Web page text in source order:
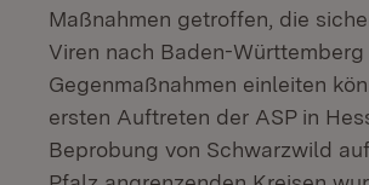
Maßnahmen getroffen, die
Viren nach Baden-
Gegenmaßnahmen einleiten
ersten Auftreten der ASP in
Beprobung von Schwarzwild